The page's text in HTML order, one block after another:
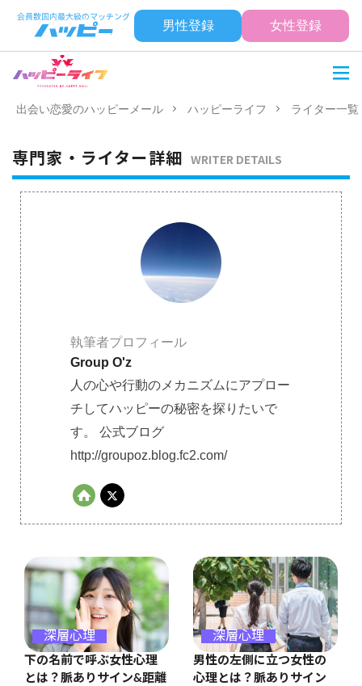
男性登録 女性登録
出会い恋愛のハッピーメール ハッピーライフ ライター一覧
専門家・ライター詳細 WRITER DETAILS
執筆者プロフィール
Group O'z
人の心や行動のメカニズムにアプロー
チしてハッピーの秘密を探りたいで
す。 公式ブログ
http://groupoz.blog.fc2.com/
深層心理
下の名前で呼ぶ女性心理
とは？脈ありサイン&距離
深層心理
男性の左側に立つ女性の
心理とは？脈ありサイン